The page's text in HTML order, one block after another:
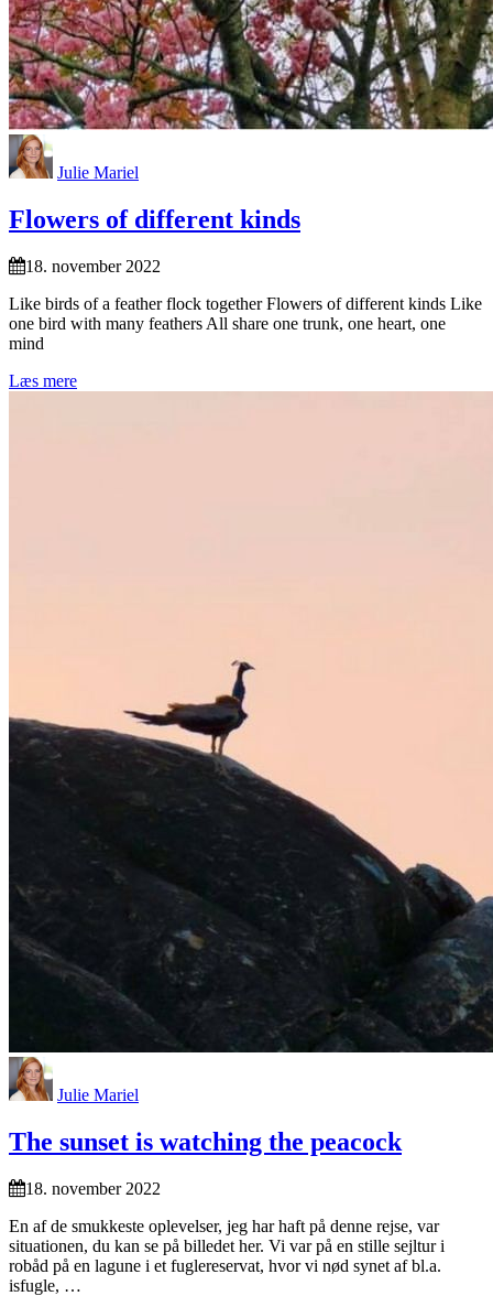
Julie Mariel
Flowers of different kinds
18. november 2022
Like birds of a feather flock together Flowers of different kinds Like
one bird with many feathers All share one trunk, one heart, one
mind
Læs mere
Julie Mariel
The sunset is watching the peacock
18. november 2022
En af de smukkeste oplevelser, jeg har haft på denne rejse, var
situationen, du kan se på billedet her. Vi var på en stille sejltur i
robåd på en lagune i et fuglereservat, hvor vi nød synet af bl.a.
isfugle, …